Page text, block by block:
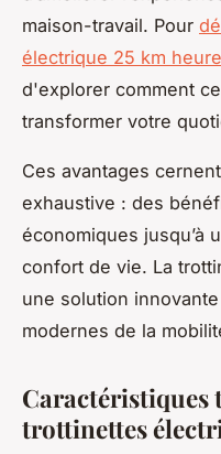
maison-travail. Pour
électrique 25 km
d'explorer comment
transformer votre
Ces avantages cernent
exhaustive : des
économiques jusqu’à
confort de vie. La
une solution
modernes de la
Caractéristiques
trottinettes